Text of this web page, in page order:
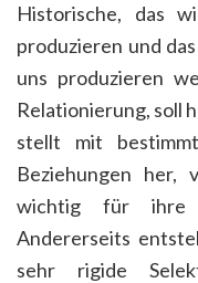
Historische, das
produzieren und
uns produzieren
Relationierung, soll
stellt mit
Beziehungen her,
wichtig für ihre
Andererseits
sehr rigide